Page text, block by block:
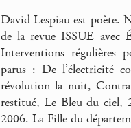
David Lespiau est poète.
de la revue ISSUE avec
Interventions régulières
parus : De l’électricité
révolution la nuit,
restitué, Le Bleu du ciel,
2006. La Fille du